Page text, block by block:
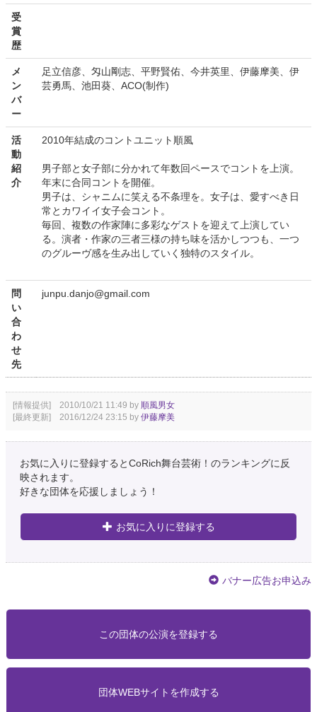
受
賞
歴
メ
ン
バ
ー
足立信彦、匁山剛志、平野賢佑、今井英里、伊藤摩美、伊
芸勇馬、池田葵、ACO(制作)
活
動
紹
介
2010年結成のコントユニット順風
男子部と女子部に分かれて年数回ペースでコントを上演。
年末に合同コントを開催。
男子は、シャニムに笑える不条理を。女子は、愛すべき日
常とカワイイ女子会コント。
毎回、複数の作家陣に多彩なゲストを迎えて上演してい
る。演者・作家の三者三様の持ち味を活かしつつも、一つ
のグルーヴ感を生み出していく独特のスタイル。
問
い
合
わ
せ
先
junpu.danjo@gmail.com
[情報提供] 2010/10/21 11:49 by 順風男女
[最終更新] 2016/12/24 23:15 by 伊藤摩美
お気に入りに登録するとCoRich舞台芸術！のランキングに反
映されます。
好きな団体を応援しましょう！
お気に入りに登録する
バナー広告お申込み
この団体の公演を登録する
団体WEBサイトを作成する